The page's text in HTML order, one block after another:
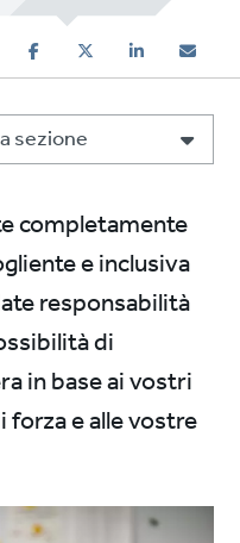
sezione
completamente
e inclusiva
responsabilità
di
in base ai vostri
e alle vostre